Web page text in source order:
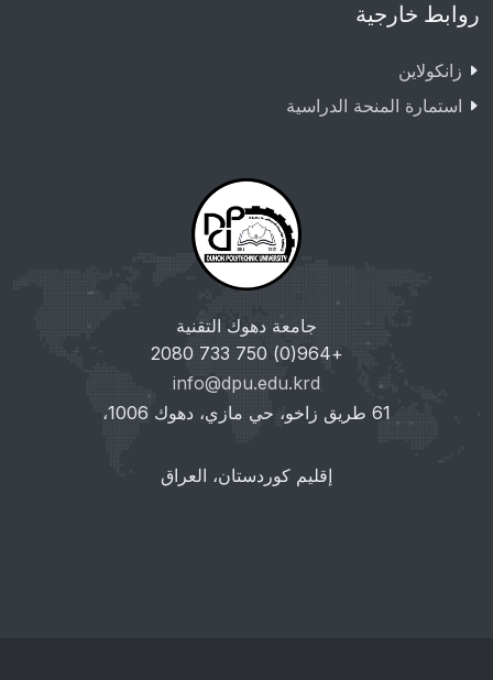
روابط خارجية
زانکولاین
استمارة المنحة الدراسية
جامعة دهوك التقنية
+964(0) 750 733 2080
info@dpu.edu.krd
61 طريق زاخو، حي مازي، دهوك 1006،
إقليم كوردستان، العراق